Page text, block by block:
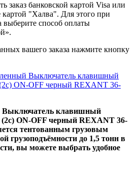
заказ банковской картой Visa или
картой "Халва". Для этого при
выберите способ оплаты
вашего заказа нажмите кнопку
Выключатель клавишный
ON-OFF черный REXANT 36-
клавишный
ON-OFF черный REXANT 36-
тентованным грузовым
грузоподъёмности до 1,5 тонн в
вы можете выбрать удобное